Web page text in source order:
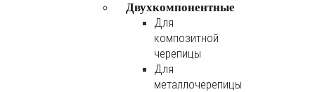
Двухкомпонентные
Для
композитной
черепицы
Для
металлочерепицы